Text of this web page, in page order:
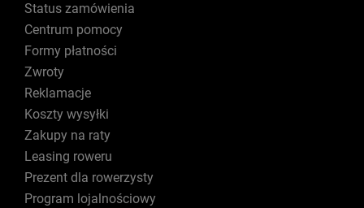
Status zamówienia
Centrum pomocy
Formy płatności
Zwroty
Reklamacje
Koszty wysyłki
Zakupy na raty
Leasing roweru
Prezent dla rowerzysty
Program lojalnościowy